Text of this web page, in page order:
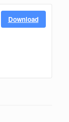
Download